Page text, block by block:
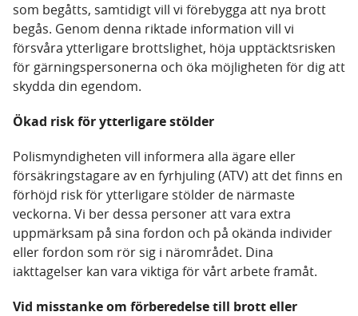
som begåtts, samtidigt vill vi förebygga att nya brott
begås. Genom denna riktade information vill vi
försvåra ytterligare brottslighet, höja upptäcktsrisken
för gärningspersonerna och öka möjligheten för dig att
skydda din egendom.
Ökad risk för ytterligare stölder
Polismyndigheten vill informera alla ägare eller
försäkringstagare av en fyrhjuling (ATV) att det finns en
förhöjd risk för ytterligare stölder de närmaste
veckorna. Vi ber dessa personer att vara extra
uppmärksam på sina fordon och på okända individer
eller fordon som rör sig i närområdet. Dina
iakttagelser kan vara viktiga för vårt arbete framåt.
Vid misstanke om förberedelse till brott eller